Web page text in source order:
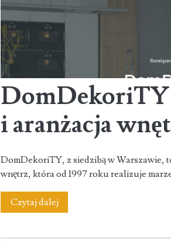
DomDekoriTY
i aranżacja
DomDekoriTY, z siedzibą w Warszawie,
wnętrz, która od 1997 roku realizuje
Czytaj dalejDomDekoriTY